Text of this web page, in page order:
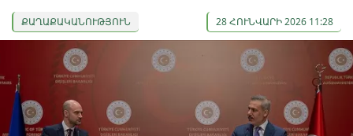
ՔԱՂԱՔԱԿԱՆՈՒԹՅՈՒՆ 28 ՀՈՒՆՎԱՐԻ 2026 11:28